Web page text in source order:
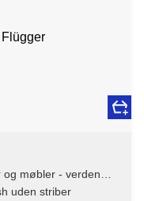
møbler - verdens
uden striber